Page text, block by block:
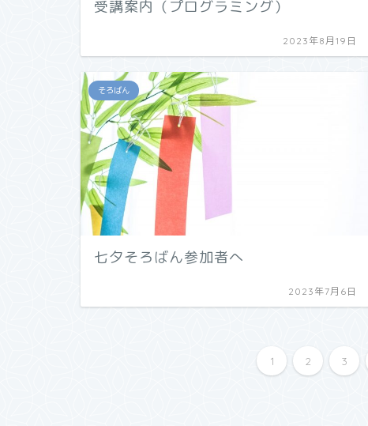
受講案内（プログラミング）
2023年8月19日
そろばん
七夕そろばん参加者へ
2023年7月6日
1 2 3